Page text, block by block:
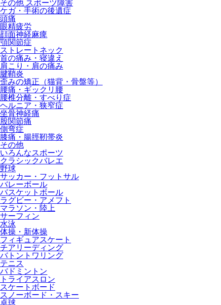
その他 スポーツ障害
ケガ・手術の後遺症
頭痛
眼精疲労
顔面神経麻痺
顎関節症
ストレートネック
首の痛み・寝違え
肩こり・肩の痛み
腱鞘炎
歪みの矯正（猫背・骨盤等）
腰痛・ギックリ腰
腰椎分離・すべり症
ヘルニア・狭窄症
坐骨神経痛
股関節痛
側弯症
膝痛・腸脛靭帯炎
その他
いろんなスポーツ
クラシックバレエ
野球
サッカー・フットサル
バレーボール
バスケットボール
ラグビー・アメフト
マラソン・陸上
サーフィン
水泳
体操・新体操
フィギュアスケート
チアリーディング
バトントワリング
テニス
バドミントン
トライアスロン
スケートボード
スノーボード・スキー
卓球